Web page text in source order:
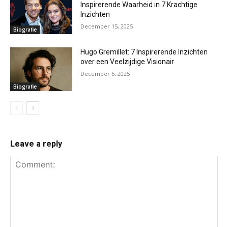
Biografie
Inspirerende Waarheid in 7 Krachtige
Inzichten
December 15, 2025
Biografie
Hugo Gremillet: 7 Inspirerende Inzichten
over een Veelzijdige Visionair
December 5, 2025
Leave a reply